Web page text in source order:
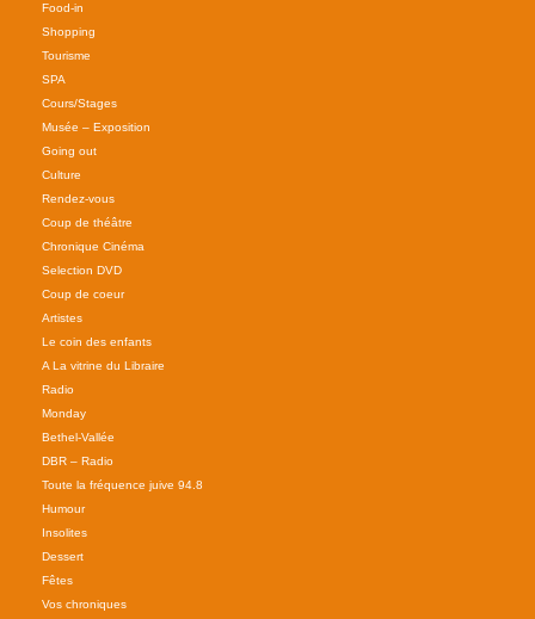
Food-in
Shopping
Tourisme
SPA
Cours/Stages
Musée – Exposition
Going out
Culture
Rendez-vous
Coup de théâtre
Chronique Cinéma
Selection DVD
Coup de coeur
Artistes
Le coin des enfants
A La vitrine du Libraire
Radio
Monday
Bethel-Vallée
DBR – Radio
Toute la fréquence juive 94.8
Humour
Insolites
Dessert
Fêtes
Vos chroniques